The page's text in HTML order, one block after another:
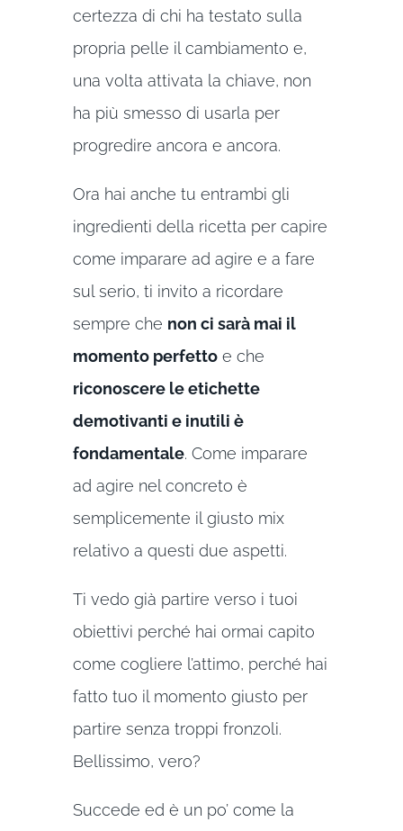
certezza di chi ha testato sulla
propria pelle il cambiamento e,
una volta attivata la chiave, non
ha più smesso di usarla per
progredire ancora e ancora.
Ora hai anche tu entrambi gli
ingredienti della ricetta per capire
come imparare ad agire e a fare
sul serio, ti invito a ricordare
sempre che non ci sarà mai il
momento perfettoe che
riconoscere le etichette
demotivanti e inutili è
fondamentale. Come imparare
ad agire nel concreto è
semplicemente il giusto mix
relativo a questi due aspetti.
Ti vedo già partire verso i tuoi
obiettivi perché hai ormai capito
come cogliere l’attimo, perché hai
fatto tuo il momento giusto per
partire senza troppi fronzoli.
Bellissimo, vero?
Succede ed è un po’ come la